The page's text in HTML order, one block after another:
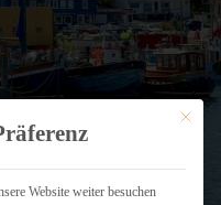
Mit
Website weiter besuchen